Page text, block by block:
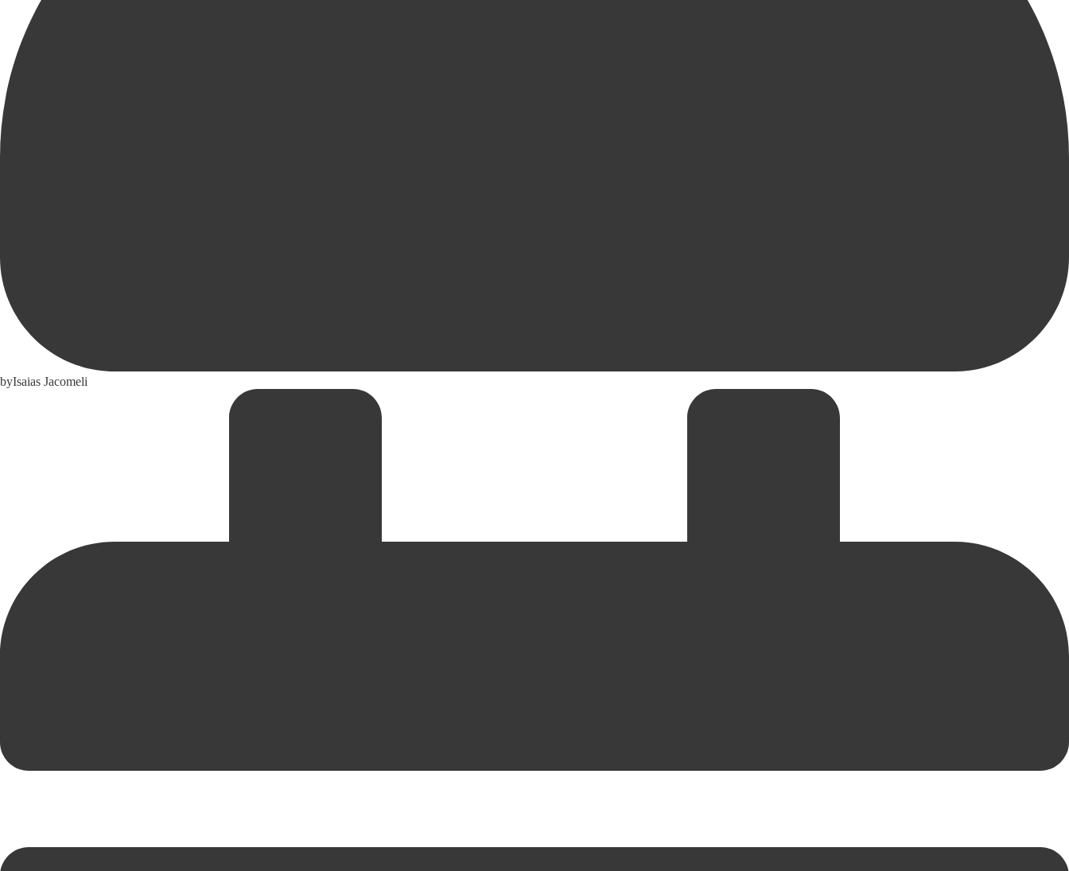
byIsaias Jacomeli